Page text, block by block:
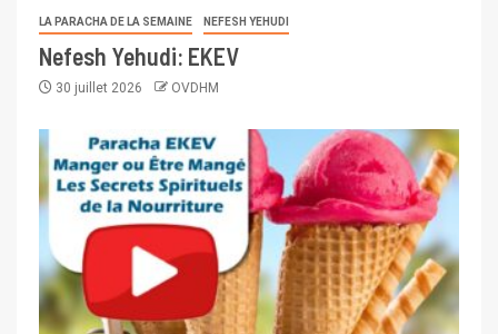
LA PARACHA DE LA SEMAINE NEFESH YEHUDI
Nefesh Yehudi: EKEV
30 juillet 2026 OVDHM